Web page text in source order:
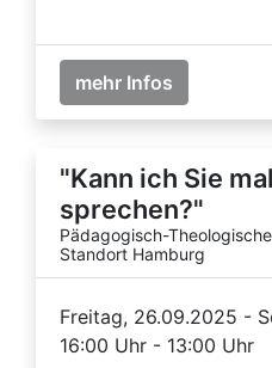
mehr Infos
"Kann ich Sie
sprechen?"
Pädagogisch-
Standort Hamburg
Freitag, 26.09.2025 -
16:00 Uhr - 13:00 Uhr